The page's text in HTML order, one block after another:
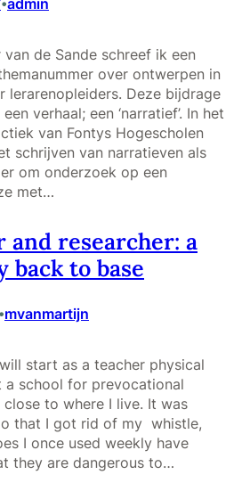
•admin
van de Sande schreef ik een
over ontwerpen in
lerarenopleiders. Deze bijdrage
verhaal; een ‘narratief’. In het
van Fontys Hogescholen
schrijven van narratieven als
om onderzoek op een
met…
researcher: a
back to base
•mvanmartijn
start as a teacher physical
a school for prevocational
to where I live. It was
that I got rid of my whistle,
I once used weekly have
they are dangerous to…